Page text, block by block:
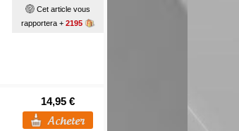
Cet article vous
rapportera + 2195
14,95 €